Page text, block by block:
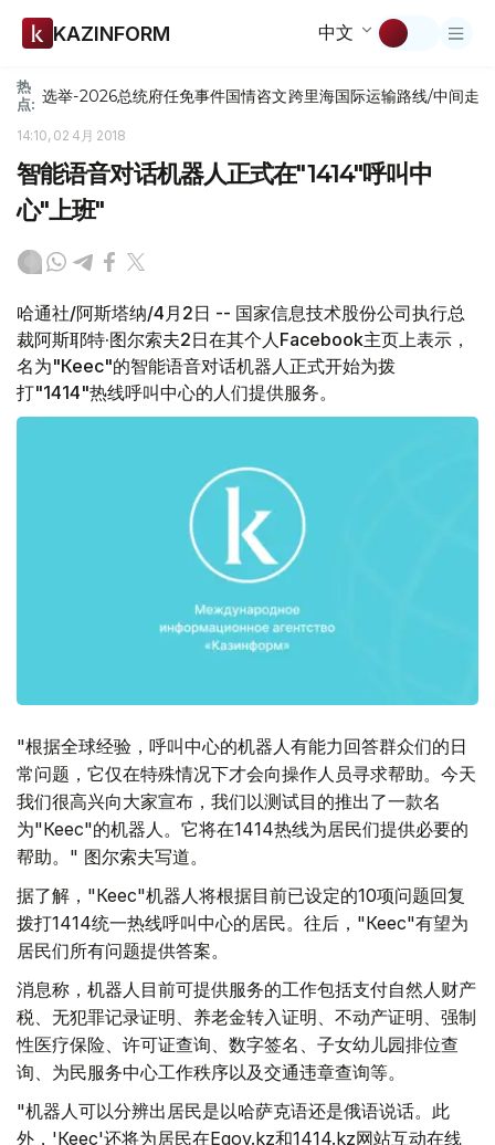
KAZINFORM 中文
热
点: 选举-2026总统府任免事件国情咨文跨里海国际运输路线/中间走廊
14:10, 02 4月 2018
智能语音对话机器人正式在"1414"呼叫中
心"上班"
哈通社/阿斯塔纳/4月2日 -- 国家信息技术股份公司执行总
裁阿斯耶特·图尔索夫2日在其个人Facebook主页上表示，
名为"Кеңес"的智能语音对话机器人正式开始为拨
打"1414"热线呼叫中心的人们提供服务。
"根据全球经验，呼叫中心的机器人有能力回答群众们的日
常问题，它仅在特殊情况下才会向操作人员寻求帮助。今天
我们很高兴向大家宣布，我们以测试目的推出了一款名
为"Кеңес"的机器人。它将在1414热线为居民们提供必要的
帮助。" 图尔索夫写道。
据了解，"Кеңес"机器人将根据目前已设定的10项问题回复
拨打1414统一热线呼叫中心的居民。往后，"Кеңес"有望为
居民们所有问题提供答案。
消息称，机器人目前可提供服务的工作包括支付自然人财产
税、无犯罪记录证明、养老金转入证明、不动产证明、强制
性医疗保险、许可证查询、数字签名、子女幼儿园排位查
询、为民服务中心工作秩序以及交通违章查询等。
"机器人可以分辨出居民是以哈萨克语还是俄语说话。此
外，'Кеңес'还将为居民在Egov.kz和1414.kz网站互动在线